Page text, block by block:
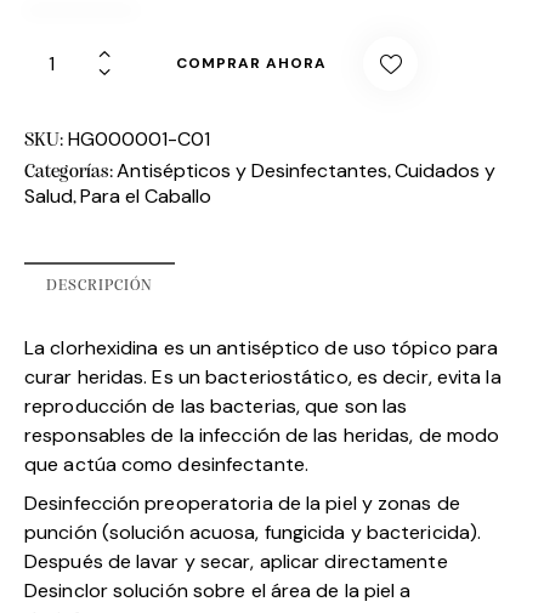
COMPRAR AHORA
SKU: HG000001-C01
Categorías:Antisépticos y Desinfectantes,Cuidados y
Salud, Para el Caballo
DESCRIPCIÓN
La clorhexidina es un antiséptico de uso tópico para
curar heridas. Es un bacteriostático, es decir, evita la
reproducción de las bacterias, que son las
responsables de la infección de las heridas, de modo
que actúa como desinfectante.
Desinfección preoperatoria de la piel y zonas de
punción (solución acuosa, fungicida y bactericida).
Después de lavar y secar, aplicar directamente
Desinclor solución sobre el área de la piel a